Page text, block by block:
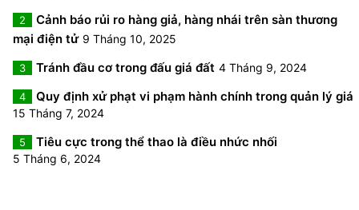
2
Cảnh báo rủi ro hàng giả, hàng nhái trên sàn thương
mại điện tử 9 Tháng 10, 2025
3 Tránh đầu cơ trong đấu giá đất 4 Tháng 9, 2024
4 Quy định xử phạt vi phạm hành chính trong quản lý giá
15 Tháng 7, 2024
5 Tiêu cực trong thể thao là điều nhức nhối
5 Tháng 6, 2024